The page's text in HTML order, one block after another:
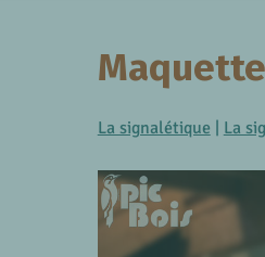
La signalétique | La